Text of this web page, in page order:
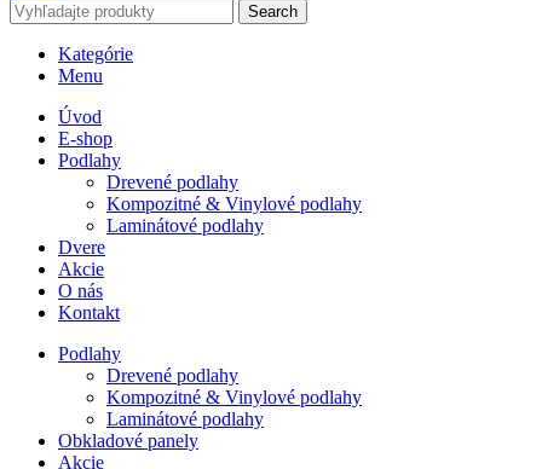
Search
Kategórie
Menu
Úvod
E-shop
Podlahy
Drevené podlahy
Kompozitné & Vinylové podlahy
Laminátové podlahy
Dvere
Akcie
O nás
Kontakt
Podlahy
Drevené podlahy
Kompozitné & Vinylové podlahy
Laminátové podlahy
Obkladové panely
Akcie